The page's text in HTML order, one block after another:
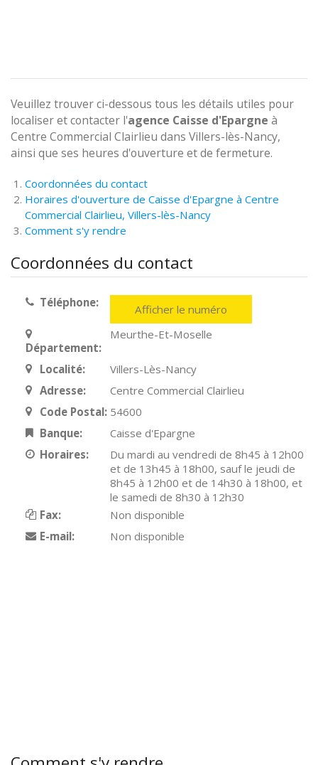
Veuillez trouver ci-dessous tous les détails utiles pour
localiser et contacter l'agence Caisse d'Epargne à
Centre Commercial Clairlieu dans Villers-lès-Nancy,
ainsi que ses heures d'ouverture et de fermeture.
Coordonnées du contact
Horaires d'ouverture de Caisse d'Epargne à Centre
Commercial Clairlieu, Villers-lès-Nancy
Comment s'y rendre
Coordonnées du contact
Téléphone: Afficher le numéro
Département:
Meurthe-Et-Moselle
Localité:
Villers-Lès-Nancy
Adresse:
Centre Commercial Clairlieu
Code Postal: 54600
Banque:
Caisse d'Epargne
Horaires:
Du mardi au vendredi de 8h45 à 12h00
et de 13h45 à 18h00, sauf le jeudi de
8h45 à 12h00 et de 14h30 à 18h00, et
le samedi de 8h30 à 12h30
Fax:
Non disponible
E-mail:
Non disponible